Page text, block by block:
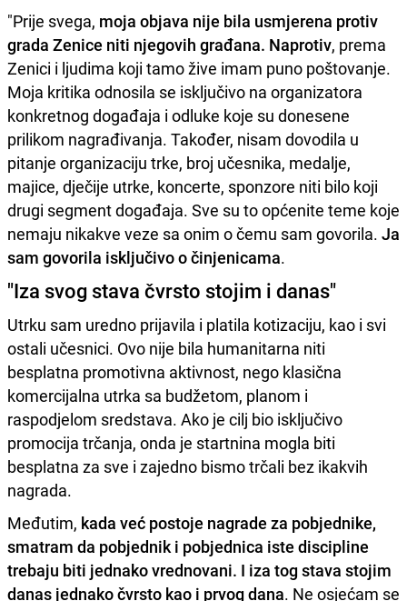
"Prije svega, moja objava nije bila usmjerena protiv
grada Zenice niti njegovih građana. Naprotiv, prema
Zenici i ljudima koji tamo žive imam puno poštovanje.
Moja kritika odnosila se isključivo na organizatora
konkretnog događaja i odluke koje su donesene
prilikom nagrađivanja. Također, nisam dovodila u
pitanje organizaciju trke, broj učesnika, medalje,
majice, dječije utrke, koncerte, sponzore niti bilo koji
drugi segment događaja. Sve su to općenite teme koje
nemaju nikakve veze sa onim o čemu sam govorila. Ja
sam govorila isključivo o činjenicama.
"Iza svog stava čvrsto stojim i danas"
Utrku sam uredno prijavila i platila kotizaciju, kao i svi
ostali učesnici. Ovo nije bila humanitarna niti
besplatna promotivna aktivnost, nego klasična
komercijalna utrka sa budžetom, planom i
raspodjelom sredstava. Ako je cilj bio isključivo
promocija trčanja, onda je startnina mogla biti
besplatna za sve i zajedno bismo trčali bez ikakvih
nagrada.
Međutim, kada već postoje nagrade za pobjednike,
smatram da pobjednik i pobjednica iste discipline
trebaju biti jednako vrednovani. I iza tog stava stojim
danas jednako čvrsto kao i prvog dana. Ne osjećam se